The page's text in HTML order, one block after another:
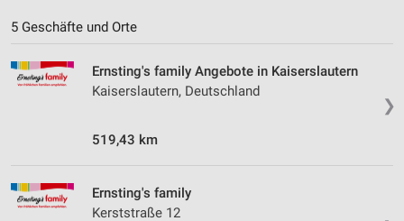
5 Geschäfte und Orte
❯
Ernsting's family Angebote in Kaiserslautern
Kaiserslautern, Deutschland
519,43 km
Ernsting's family
Kerststraße 12